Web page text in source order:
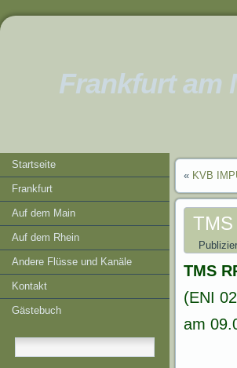
Frankfurt am
Startseite
Frankfurt
Auf dem Main
Auf dem Rhein
Andere Flüsse und Kanäle
Kontakt
Gästebuch
« KVB
TMS
TMS
(ENI
am